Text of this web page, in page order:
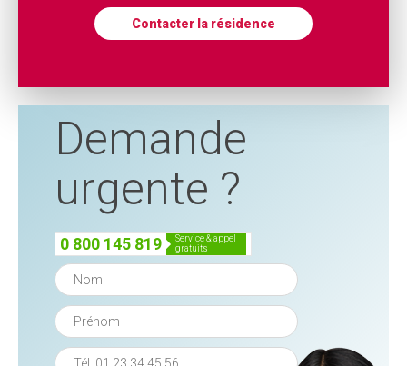
Contacter la résidence
Demande
urgente ?
0 800 145 819
service & appel
gratuits